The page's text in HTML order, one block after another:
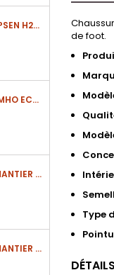
PNEU NEUF KAPSEN H202 225/60 R18 100H
PNEU NEUF KUMHO ECSTA HS52 225/60 R17 99V
CASQUE DE CHANTIER BLEU EN PE 380G
CASQUE DE CHANTIER ROUGE EN PE 380G
de foot.
Type